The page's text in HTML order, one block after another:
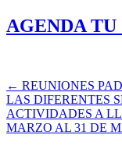
AGENDA TU
Navegación
de
entradas
← REUNIONES
LAS DIFERENTES
ACTIVIDADES A
MARZO AL 31 DE